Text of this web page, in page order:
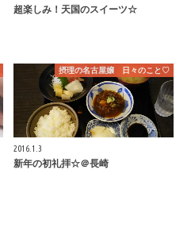
超楽しみ！天国のスイーツ☆
摂理の名古屋嬢 日々のこと♡
2016.1.3
新年の初礼拝☆＠長崎